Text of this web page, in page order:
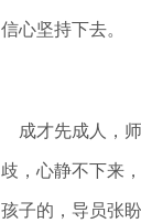
信心坚持下去。
成才先成人，师
歧，心静不下来
孩子的，导员张